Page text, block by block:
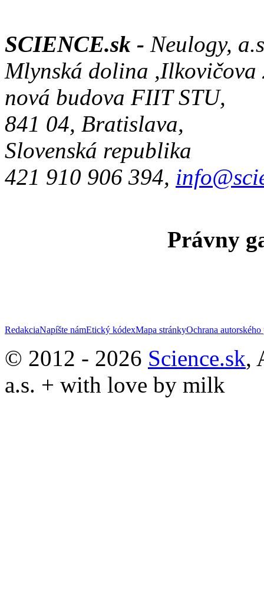
SCIENCE.sk - Neulogy,
Mlynská dolina ,Ilkovičova
nová budova FIIT STU,
841 04, Bratislava,
Slovenská republika
421 910 906 394,
Právny
RedakciaNapíšte námEtický kódexMapa stránkyOchrana autorského
© 2012 - 2026 Science.sk,
a.s. + with love by milk